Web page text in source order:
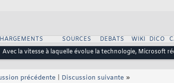
SOURCES DEBATS WIKI DICO
Avec la vitesse à laquelle évolue la technologie, Microsoft
précédente Discussion suivante »